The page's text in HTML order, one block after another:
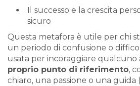
Il successo e la crescita
sicuro
Questa metafora è utile per chi
un periodo di confusione o
usata per incoraggiare qualcuno
proprio punto di riferimento,
chiaro, una passione o una